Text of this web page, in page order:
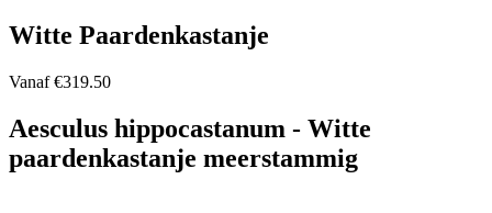
Witte Paardenkastanje
Vanaf €319.50
Aesculus hippocastanum - Witte
paardenkastanje meerstammig